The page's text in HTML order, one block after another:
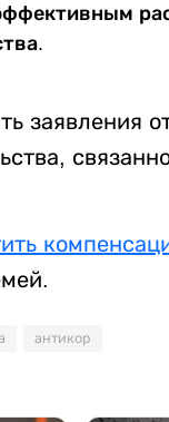
заявления
антикор